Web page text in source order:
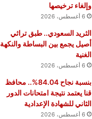
وإلغاء ترخيصها
6 أغسطس، 2026
الثريد السعودي.. طبق تراثي
أصيل يجمع بين البساطة والنكهة
الغنية
6 أغسطس، 2026
بنسبة نجاح 84.04%.. محافظ
قنا يعتمد نتيجة امتحانات الدور
الثاني للشهادة الإعدادية
6 أغسطس، 2026